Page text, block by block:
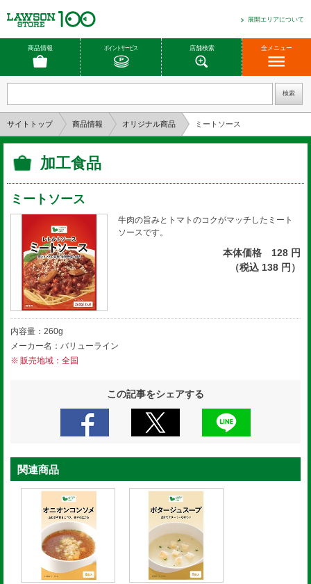
展開エリアについて
商品情報 ポイントサービス 店舗検索 全メニュー
サイトトップ 商品情報 オリジナル商品 ミートソース
加工食品
ミートソース
牛肉の旨みとトマトのコクがマッチしたミート
ソースです。
本体価格 128 円
（税込 138 円）
内容量：260g
メーカー名：バリューライン
販売地域：全国
この記事をシェアする
関連商品